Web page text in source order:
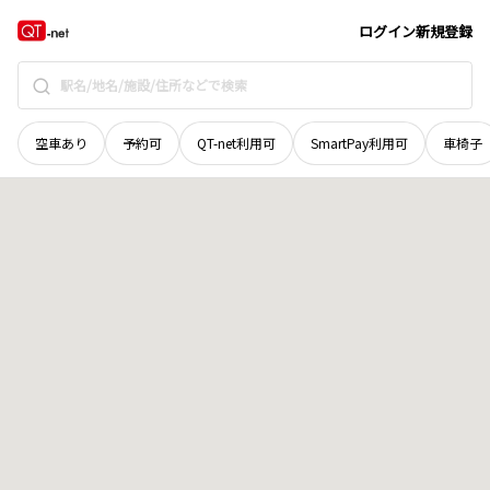
ログイン新規登録
空車あり 予約可 QT-net利用可 SmartPay利用可 車椅子
岡山県